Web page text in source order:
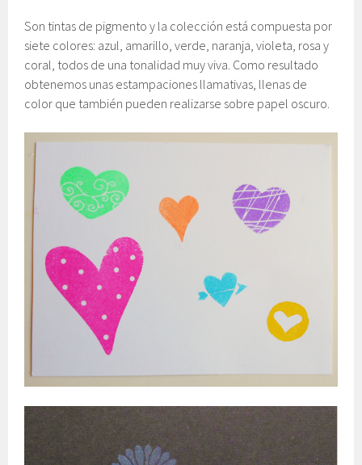
Son tintas de pigmento y la colección está compuesta por
siete colores: azul, amarillo, verde, naranja, violeta, rosa y
coral, todos de una tonalidad muy viva. Como resultado
obtenemos unas estampaciones llamativas, llenas de
color que también pueden realizarse sobre papel oscuro.